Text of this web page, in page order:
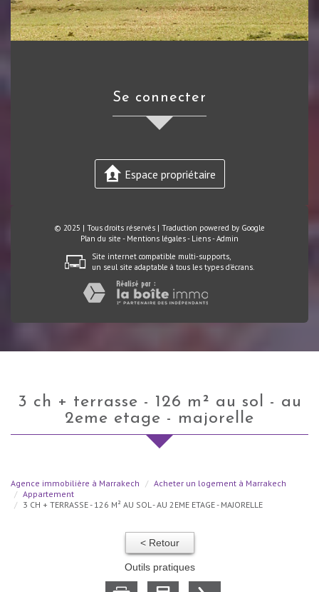
se connecter
Espace propriétaire
© 2025 | Tous droits réservés | Traduction powered by Google
Plan du site - Mentions légales- Liens-Admin
Site internet compatible multi-supports,
un seul site adaptable à tous les types d'écrans.
3 ch + terrasse - 126 m² au sol - au
2eme etage - majorelle
Agence immobilière à Marrakech
Acheter un logement à Marrakech
Appartement
3 CH + TERRASSE - 126 M² AU SOL - AU 2EME ETAGE - MAJORELLE
< Retour
Outils pratiques